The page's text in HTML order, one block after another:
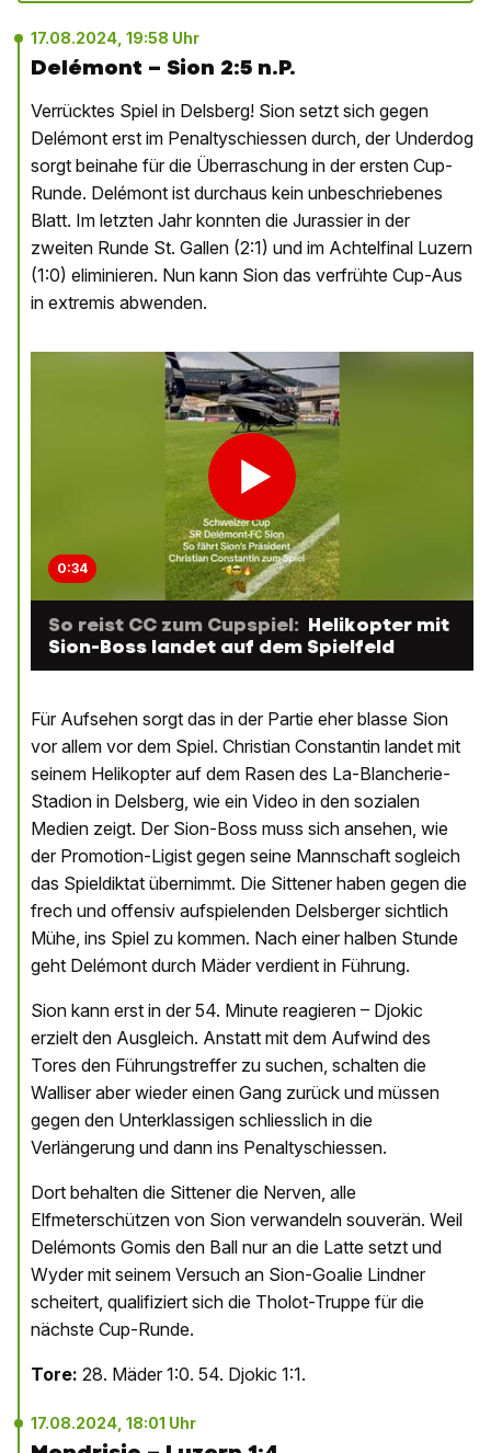
17.08.2024, 19:58 Uhr
Delémont – Sion 2:5 n.P.
Verrücktes Spiel in Delsberg! Sion setzt sich gegen
Delémont erst im Penaltyschiessen durch, der Underdog
sorgt beinahe für die Überraschung in der ersten Cup-
Runde. Delémont ist durchaus kein unbeschriebenes
Blatt. Im letzten Jahr konnten die Jurassier in der
zweiten Runde St. Gallen (2:1) und im Achtelfinal Luzern
(1:0) eliminieren. Nun kann Sion das verfrühte Cup-Aus
in extremis abwenden.
0:34
So reist CC zum Cupspiel: Helikopter mit
Sion-Boss landet auf dem Spielfeld
Für Aufsehen sorgt das in der Partie eher blasse Sion
vor allem vor dem Spiel. Christian Constantin landet mit
seinem Helikopter auf dem Rasen des La-Blancherie-
Stadion in Delsberg, wie ein Video in den sozialen
Medien zeigt. Der Sion-Boss muss sich ansehen, wie
der Promotion-Ligist gegen seine Mannschaft sogleich
das Spieldiktat übernimmt. Die Sittener haben gegen die
frech und offensiv aufspielenden Delsberger sichtlich
Mühe, ins Spiel zu kommen. Nach einer halben Stunde
geht Delémont durch Mäder verdient in Führung.
Sion kann erst in der 54. Minute reagieren – Djokic
erzielt den Ausgleich. Anstatt mit dem Aufwind des
Tores den Führungstreffer zu suchen, schalten die
Walliser aber wieder einen Gang zurück und müssen
gegen den Unterklassigen schliesslich in die
Verlängerung und dann ins Penaltyschiessen.
Dort behalten die Sittener die Nerven, alle
Elfmeterschützen von Sion verwandeln souverän. Weil
Delémonts Gomis den Ball nur an die Latte setzt und
Wyder mit seinem Versuch an Sion-Goalie Lindner
scheitert, qualifiziert sich die Tholot-Truppe für die
nächste Cup-Runde.
Tore: 28. Mäder 1:0. 54. Djokic 1:1.
17.08.2024, 18:01 Uhr